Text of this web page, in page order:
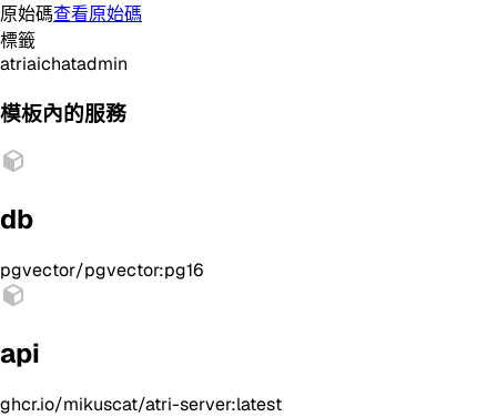
原始碼查看原始碼
標籤
atriaichatadmin
模板內的服務
db
pgvector/pgvector:pg16
api
ghcr.io/mikuscat/atri-server:latest